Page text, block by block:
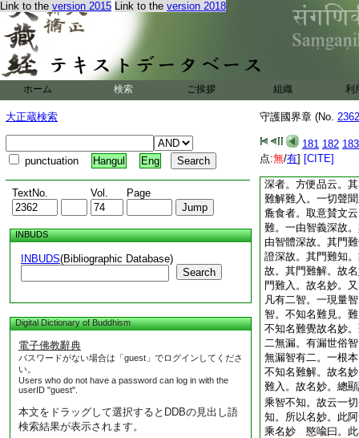
Link to the version 2015 Link to the version 2018
ホーム 検索 ご挨拶 組織 利
大正蔵検索
punctuation Hangul Eng
TextNo. Vol. Page
INBUDS
INBUDS(Bibliographic Database)
Search
Digital Dictionary of Buddhism
電子佛教辭典
パスワードがない場合は「guest」でログインしてくださ
い。
Users who do not have a password can log in with the
userID "guest".
本文をドラッグして選択するとDDBの見出し語
検索結果が表示されます。
守護國界章 (No.
181 182 183
点:無/有] [CITE]
報身隨機。但夢裏
喩所喩。非思議所
故名妙。又智性是
即根本果一乘故名
汝所立智性者。名
性。是故不妙。汝
果。是故不妙。汝
具。是故不妙。汝
照。是故不妙。汝
深者。方便品云。
難解難入。一切聲
麁食者。取意賛文
難。一由智義深故
由智體深故。其門
證深故。其門難知
故。其門難解。故
門難入。故名妙。
凡有二智。一現量
智。不知名難見。
不知名難覺故名妙
二無漏。有漏世俗
無漏智有二。一根
不知名難解。故名
難入。故名妙。總
乘智不知。故云一
知。所以名妙。此
乘名妙 愍喩曰。此